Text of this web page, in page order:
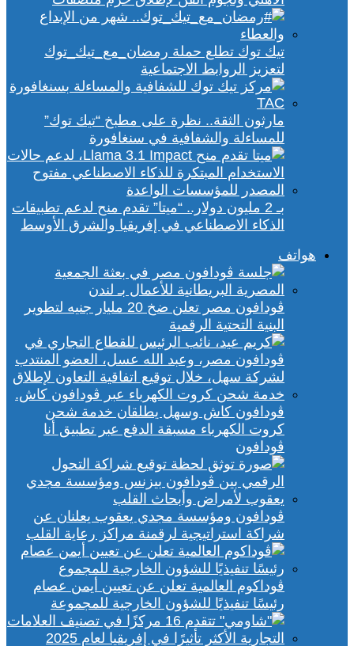
تيك توك تطلع حملة رمضان_مع_تيك_توك
لتعزيز الروابط الاجتماعية
مارثون الثقة.. نظرة على مطبخ “تيك توك”
للمساءلة والشفافية في سنغافورة
بـ 2 مليون دولار.. “ميتا” تقدم منح لدعم تطبيقات
الذكاء الاصطناعي في إفريقيا والشرق الأوسط
هواتف
ڤودافون مصر تعلن ضخ 20 مليار جنيه لتطوير
البنية التحتية الرقمية
ڤودافون كاش وسهل يطلقان خدمة شحن
كروت الكهرباء مسبقة الدفع عبر تطبيق أنا
ڤودافون
ڤودافون ومؤسسة مجدي يعقوب يعلنان عن
شراكة استراتيجية لرقمنة مراكز رعاية القلب
ڤوداكوم العالمية تعلن عن تعيين أيمن عصام
رئيسًا تنفيذيًا للشؤون الخارجية للمجموعة